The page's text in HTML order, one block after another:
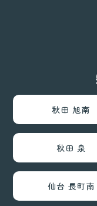
秋田 旭南
秋田 泉
仙台 長町南